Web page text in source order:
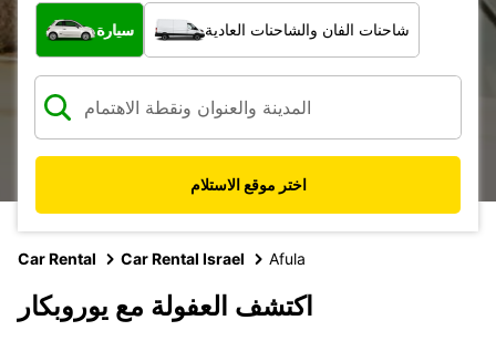
ما نوع المركبة؟
سيارة شاحنات الفان والشاحنات العادية
اختر موقع الاستلام
Car Rental Car Rental Israel Afula
اكتشف العفولة مع يوروبكار